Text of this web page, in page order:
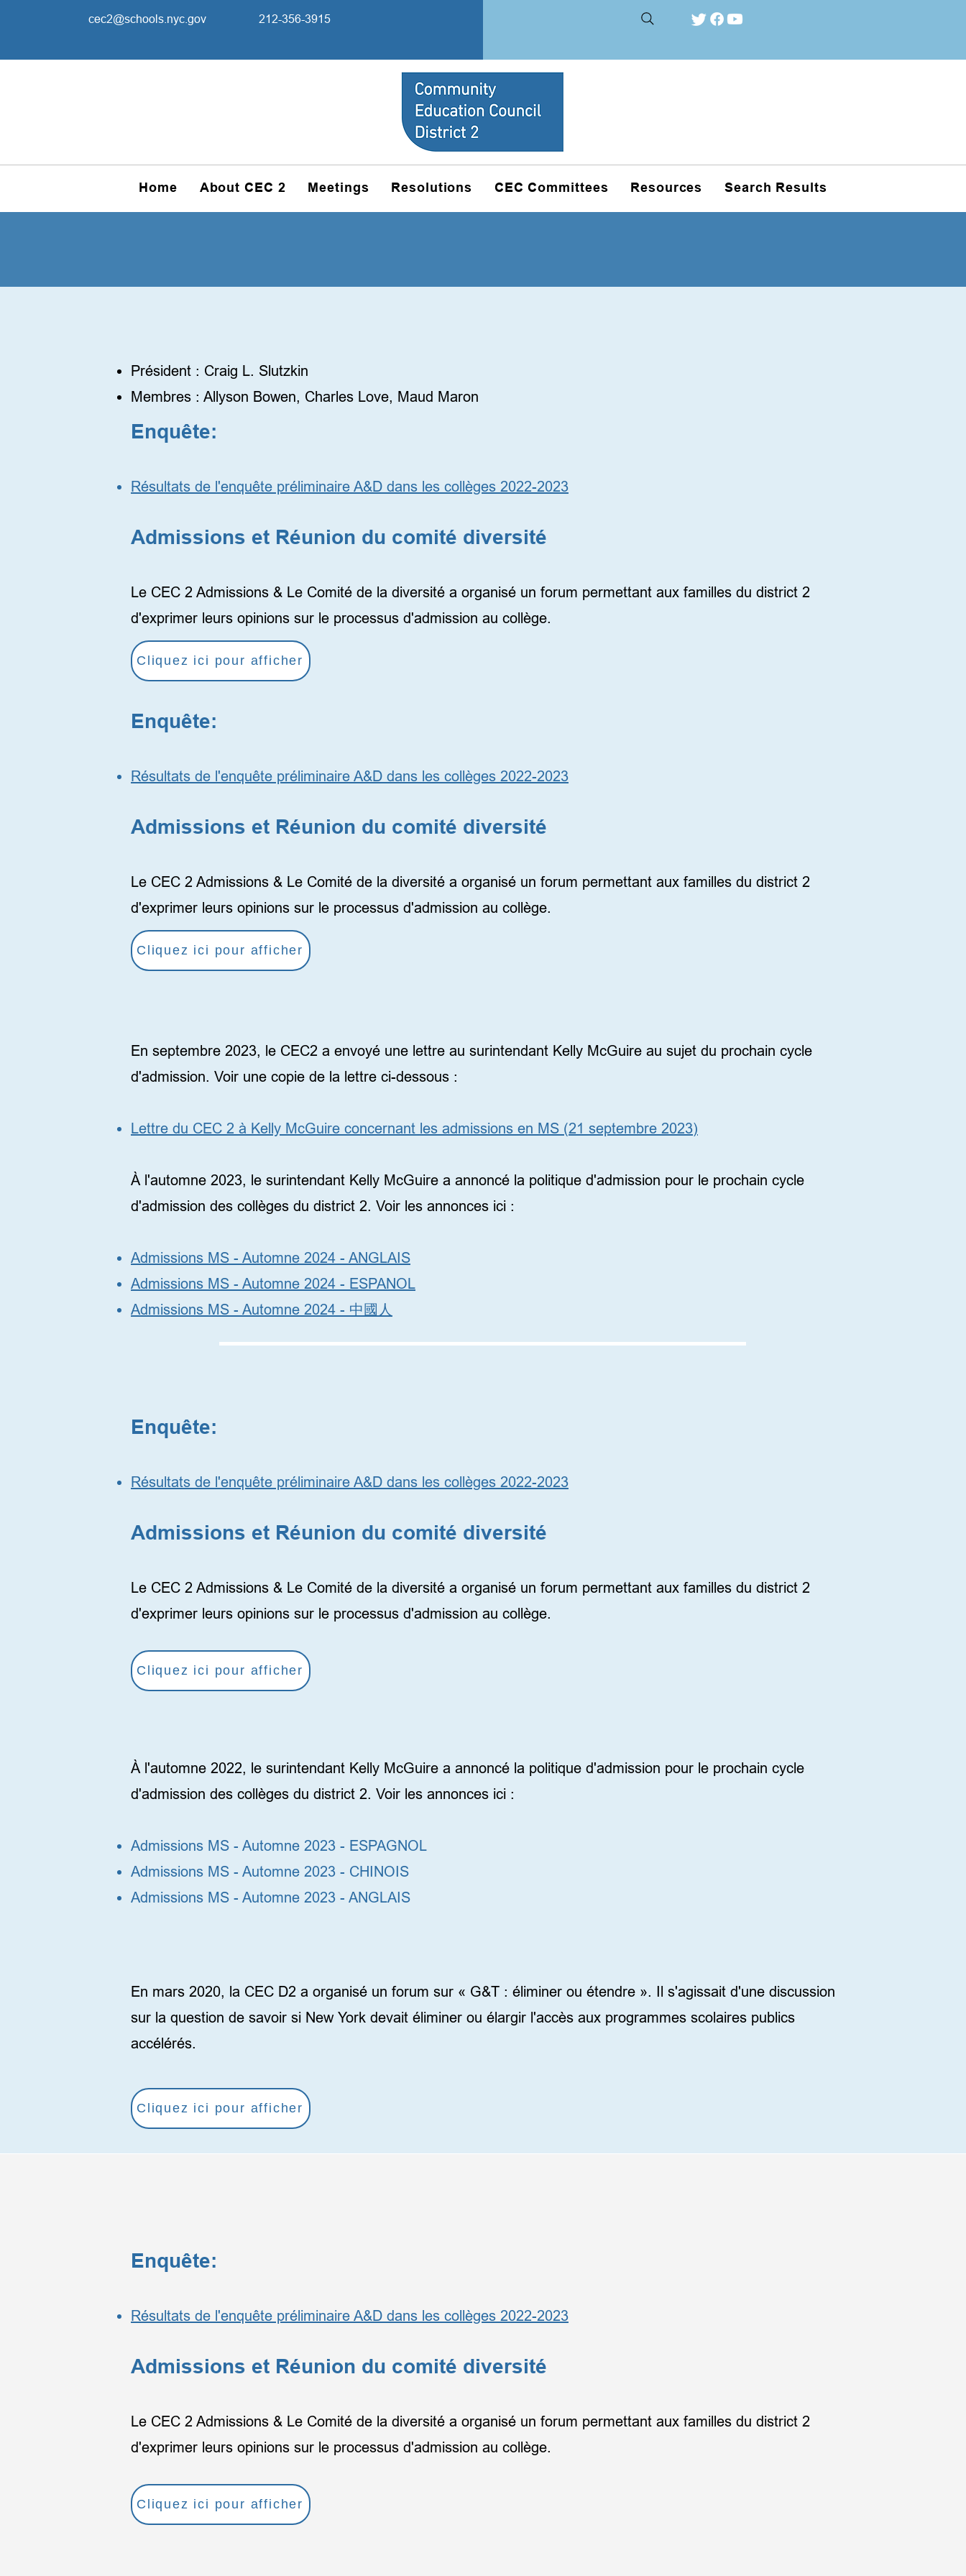
cec2@schools.nyc.gov 212-356-3915
Home About CEC 2 Meetings Resolutions CEC Committees Resources Search Results
Président : Craig L. Slutzkin
Membres : Allyson Bowen, Charles Love, Maud Maron
Enquête:
Résultats de l'enquête préliminaire A&D dans les collèges 2022-2023
Admissions et Réunion du comité diversité
Le CEC 2 Admissions & Le Comité de la diversité a organisé un forum permettant aux familles du district 2
d'exprimer leurs opinions sur le processus d'admission au collège.
Cliquez ici pour afficher
Enquête:
Résultats de l'enquête préliminaire A&D dans les collèges 2022-2023
Admissions et Réunion du comité diversité
Le CEC 2 Admissions & Le Comité de la diversité a organisé un forum permettant aux familles du district 2
d'exprimer leurs opinions sur le processus d'admission au collège.
Cliquez ici pour afficher
En septembre 2023, le CEC2 a envoyé une lettre au surintendant Kelly McGuire au sujet du prochain cycle
d'admission. Voir une copie de la lettre ci-dessous :
Lettre du CEC 2 à Kelly McGuire concernant les admissions en MS (21 septembre 2023)
À l'automne 2023, le surintendant Kelly McGuire a annoncé la politique d'admission pour le prochain cycle
d'admission des collèges du district 2. Voir les annonces ici :
Admissions MS - Automne 2024 - ANGLAIS
Admissions MS - Automne 2024 - ESPANOL
Admissions MS - Automne 2024 - 中國人
Enquête:
Résultats de l'enquête préliminaire A&D dans les collèges 2022-2023
Admissions et Réunion du comité diversité
Le CEC 2 Admissions & Le Comité de la diversité a organisé un forum permettant aux familles du district 2
d'exprimer leurs opinions sur le processus d'admission au collège.
Cliquez ici pour afficher
À l'automne 2022, le surintendant Kelly McGuire a annoncé la politique d'admission pour le prochain cycle
d'admission des collèges du district 2. Voir les annonces ici :
Admissions MS - Automne 2023 - ESPAGNOL
Admissions MS - Automne 2023 - CHINOIS
Admissions MS - Automne 2023 - ANGLAIS
En mars 2020, la CEC D2 a organisé un forum sur « G&T : éliminer ou étendre ». Il s'agissait d'une discussion
sur la question de savoir si New York devait éliminer ou élargir l'accès aux programmes scolaires publics
accélérés.
Cliquez ici pour afficher
Enquête:
Résultats de l'enquête préliminaire A&D dans les collèges 2022-2023
Admissions et Réunion du comité diversité
Le CEC 2 Admissions & Le Comité de la diversité a organisé un forum permettant aux familles du district 2
d'exprimer leurs opinions sur le processus d'admission au collège.
Cliquez ici pour afficher